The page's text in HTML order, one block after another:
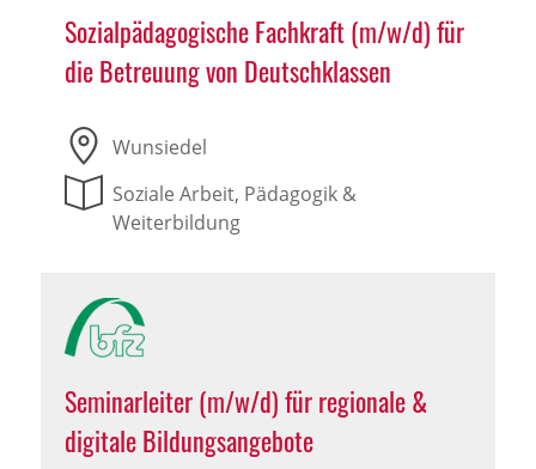
Sozialpädagogische Fachkraft (m/w/d) für
die Betreuung von Deutschklassen
Wunsiedel
Soziale Arbeit, Pädagogik &
Weiterbildung
Seminarleiter (m/w/d) für regionale &
digitale Bildungsangebote